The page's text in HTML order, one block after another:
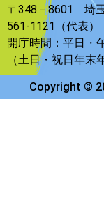
〒348－8601 埼
561-1121（代表）
開庁時間：平日・
（土日・祝日年末
Copyright ©